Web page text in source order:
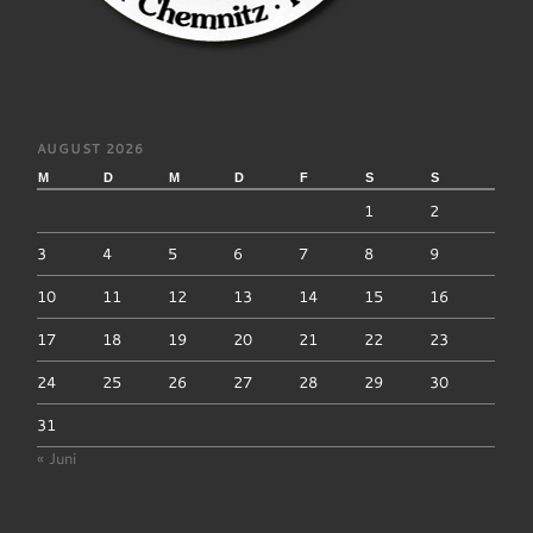
AUGUST 2026
M D M D F S S
1
2
3
4 5 6 7 8
9
10
11 12 13 14 15
16
17
18 19 20 21 22
23
24
25 26 27 28 29
30
31
« Juni